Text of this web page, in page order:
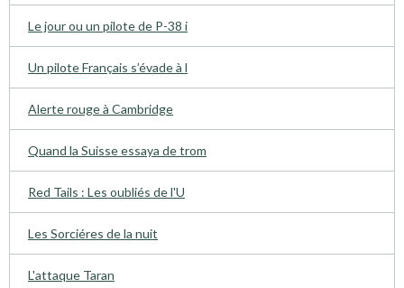
Le jour ou un pilote de P-38 i
Un pilote Français s’évade à l
Alerte rouge à Cambridge
Quand la Suisse essaya de trom
Red Tails : Les oubliés de l'U
Les Sorciéres de la nuit
L'attaque Taran